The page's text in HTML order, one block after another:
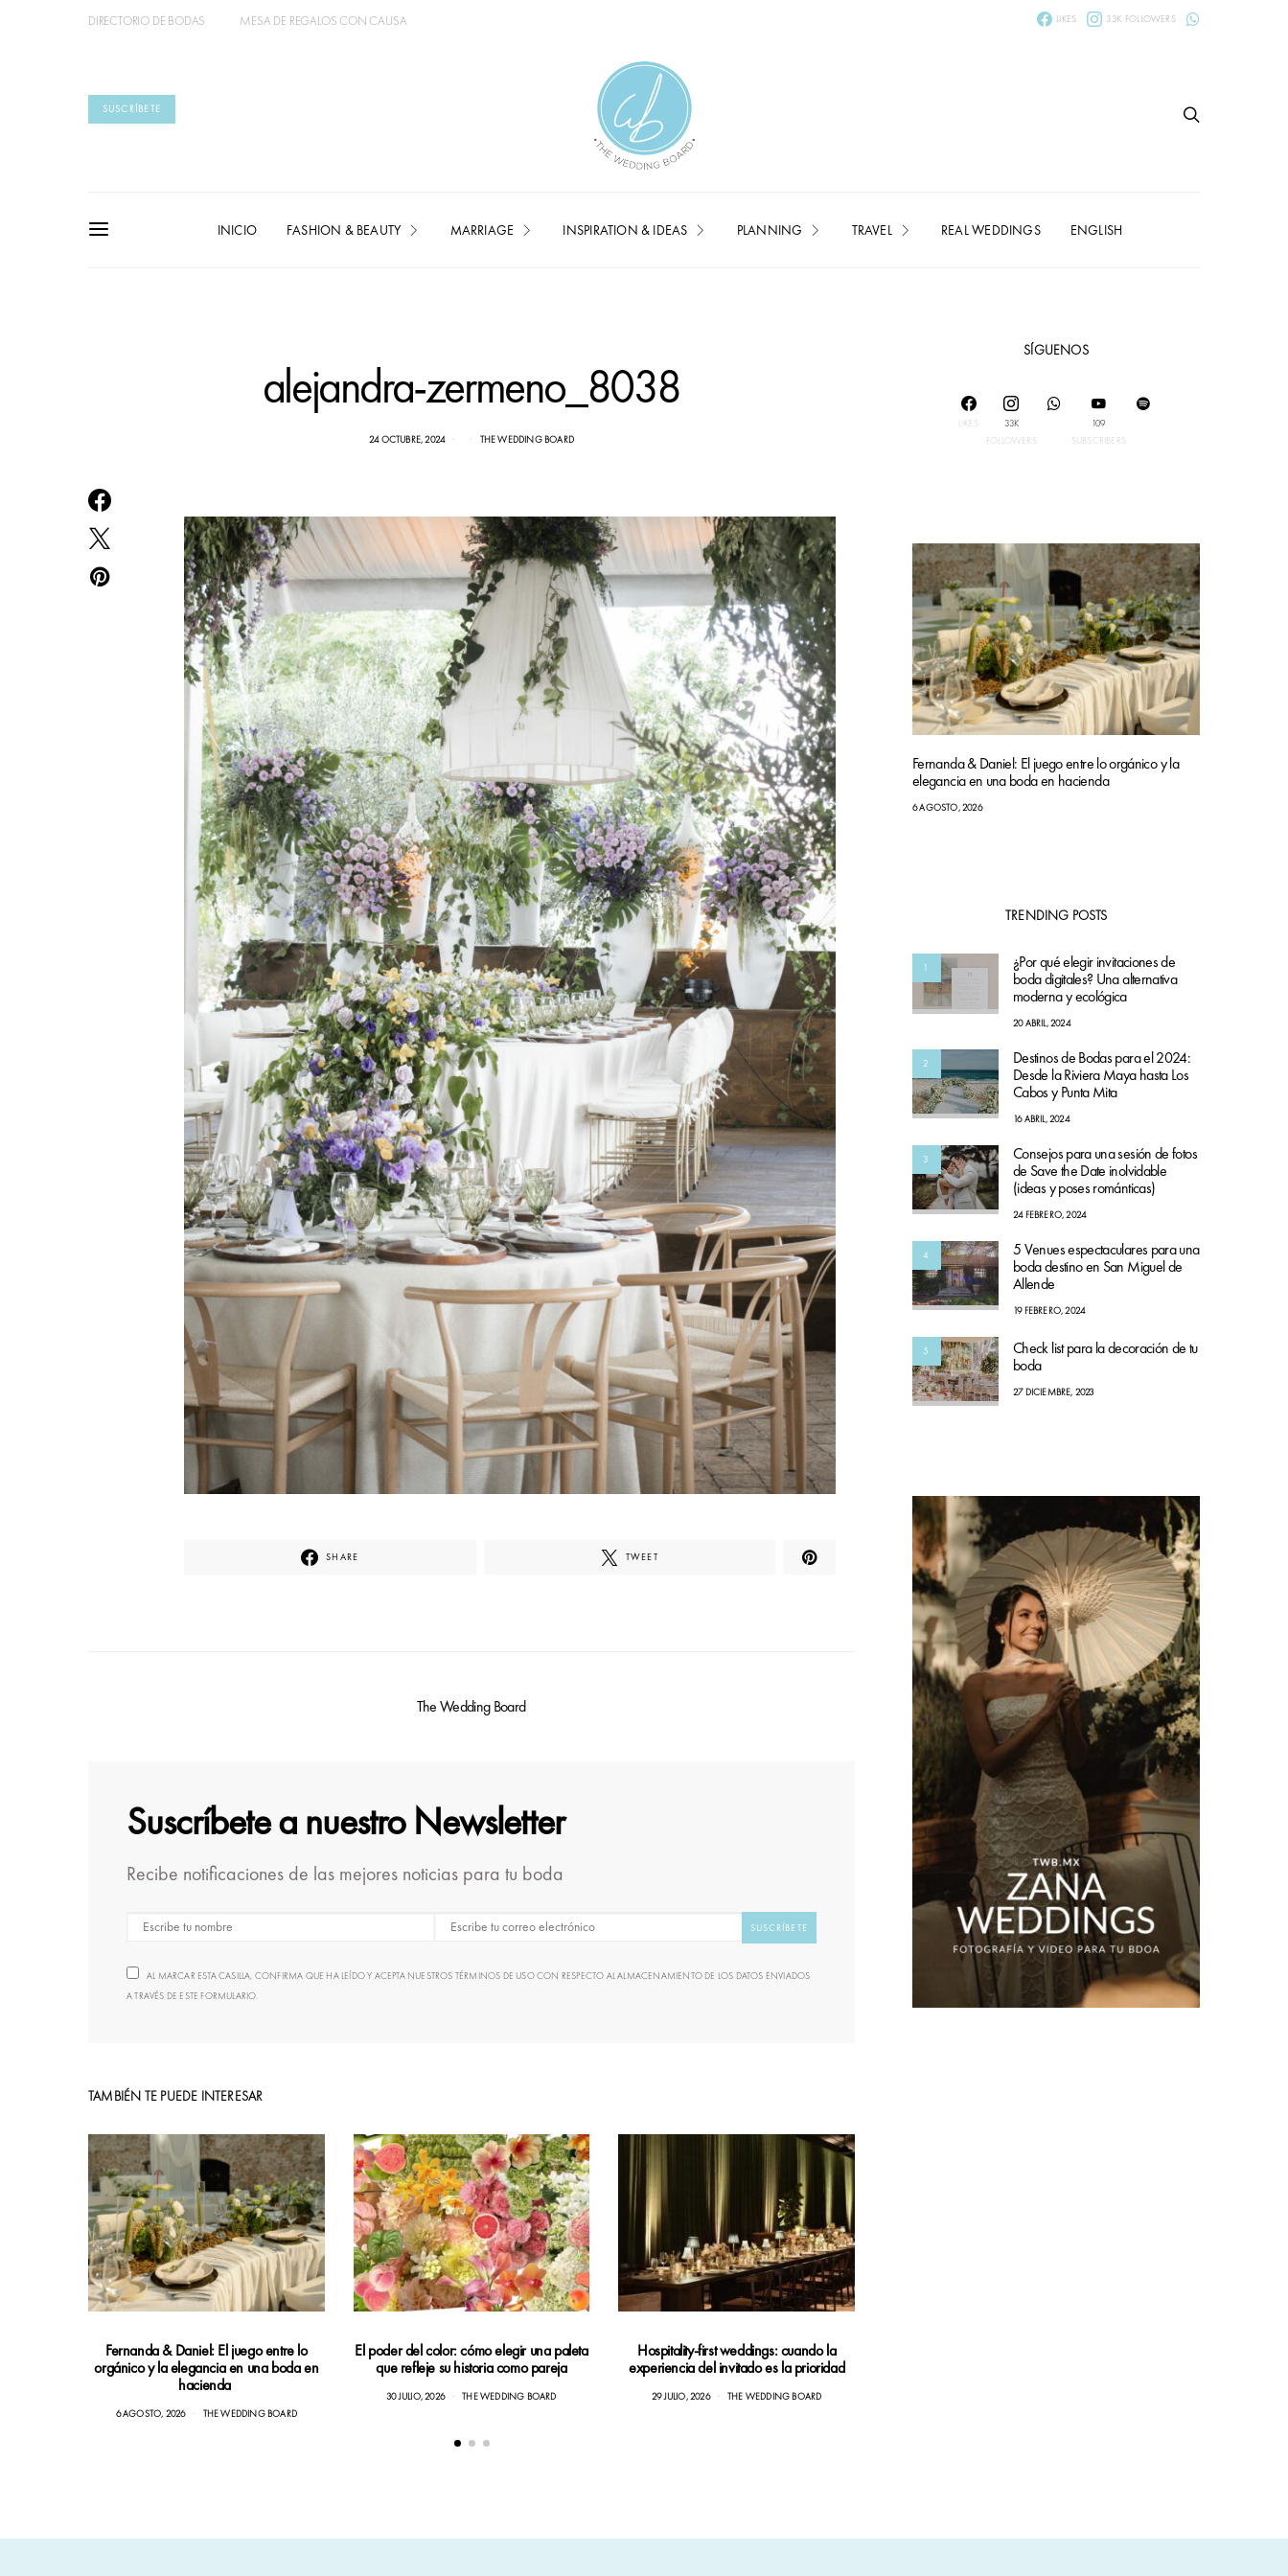
DIRECTORIO DE BODAS MESA DE REGALOS CON CAUSA LIKES 33K FOLLOWERS
SUSCRÍBETE
INICIO FASHION & BEAUTY MARRIAGE INSPIRATION & IDEAS PLANNING TRAVEL REAL WEDDINGS ENGLISH
alejandra-zermeno_8038
24 OCTUBRE, 2024 THE WEDDING BOARD
SHARE TWEET
The Wedding Board
Suscríbete a nuestro Newsletter
Recibe notificaciones de las mejores noticias para tu boda
SUSCRÍBETE
AL MARCAR ESTA CASILLA, CONFIRMA QUE HA LEÍDO Y ACEPTA NUESTROS TÉRMINOS DE USO CON RESPECTO AL ALMACENAMIENTO DE LOS DATOS ENVIADOS
A TRAVÉS DE ESTE FORMULARIO.
TAMBIÉN TE PUEDE INTERESAR
Fernanda & Daniel: El juego entre lo
orgánico y la elegancia en una boda en
hacienda
6 AGOSTO, 2026 THE WEDDING BOARD
El poder del color: cómo elegir una paleta
que refleje su historia como pareja
30 JULIO, 2026 THE WEDDING BOARD
Hospitality-first weddings: cuando la
experiencia del invitado es la prioridad
29 JULIO, 2026 THE WEDDING BOARD
SÍGUENOS
LIKES
33K
FOLLOWERS
109
SUBSCRIBERS
Fernanda & Daniel: El juego entre lo orgánico y la
elegancia en una boda en hacienda
6 AGOSTO, 2026
TRENDING POSTS
1
¿Por qué elegir invitaciones de
boda digitales? Una alternativa
moderna y ecológica
20 ABRIL, 2024
2
Destinos de Bodas para el 2024:
Desde la Riviera Maya hasta Los
Cabos y Punta Mita
16 ABRIL, 2024
3
Consejos para una sesión de fotos
de Save the Date inolvidable
(ideas y poses románticas)
24 FEBRERO, 2024
4
5 Venues espectaculares para una
boda destino en San Miguel de
Allende
19 FEBRERO, 2024
5
Check list para la decoración de tu
boda
27 DICIEMBRE, 2023